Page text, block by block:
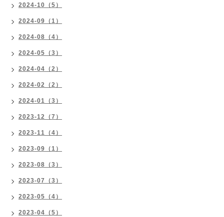
2024-10（5）
2024-09（1）
2024-08（4）
2024-05（3）
2024-04（2）
2024-02（2）
2024-01（3）
2023-12（7）
2023-11（4）
2023-09（1）
2023-08（3）
2023-07（3）
2023-05（4）
2023-04（5）